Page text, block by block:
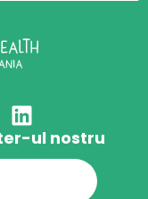
ul nostru